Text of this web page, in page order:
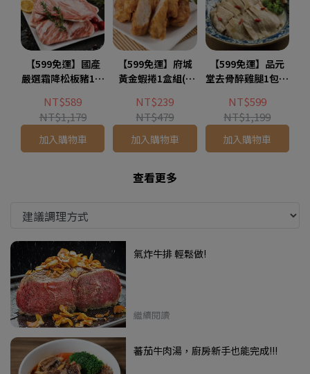
【599免運】國產
嚴選霜降松板豬1包
NT$589
NT$1,179
加入購物車
【599免運】府城
黃金蝦捲1盒組(1
NT$239
NT$479
加入購物車
【599免運】品元
堂去骨醉雞腿1包組
NT$599
NT$1,199
加入購物車
查看更多
氣炸牛排 輕鬆做!
繼續閱讀
蕃茄牛肉湯，廚房新手也能完成!!!